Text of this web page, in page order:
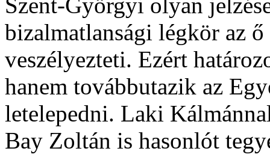
bizalmatlansági légkör az ő
veszélyezteti. Ezért
hanem továbbutazik az
letelepedni. Laki
Bay Zoltán is hasonlót